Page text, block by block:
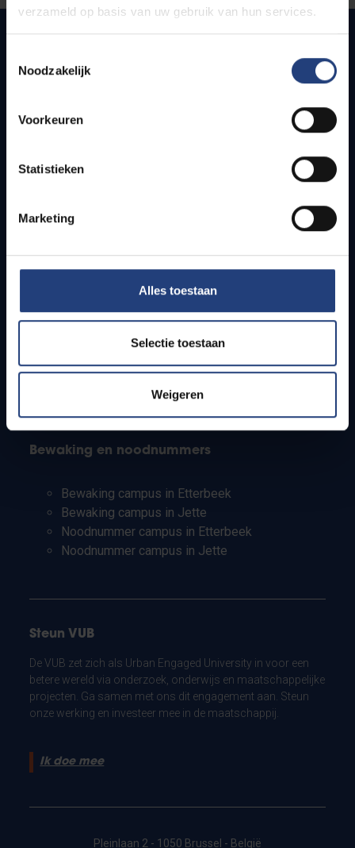
verzameld op basis van uw gebruik van hun services.
Noodzakelijk
Voorkeuren
Statistieken
Marketing
Alles toestaan
Selectie toestaan
Weigeren
Snel naar
Bereikbaarheid
Studenten
PhD-studenten
Leerkrachten en secundaire scholen
Bewaking en noodnummers
Bewaking campus in Etterbeek
Bewaking campus in Jette
Noodnummer campus in Etterbeek
Noodnummer campus in Jette
Steun VUB
De VUB zet zich als Urban Engaged University in voor een
betere wereld via onderzoek, onderwijs en maatschappelijke
projecten. Ga samen met ons dit engagement aan. Steun
onze werking en investeer mee in de maatschappij.
Ik doe mee
Pleinlaan 2 - 1050 Brussel - België